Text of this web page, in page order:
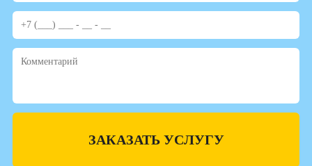
ЗАКАЗАТЬ УСЛУГУ